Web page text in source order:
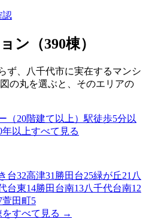
認
ン（390棟）
ず、 八千代市に実在するマンシ
の丸を選ぶと、そのエリアの
（20階建て以上） 駅徒歩5分以
年以上すべて見る
台32高津31 勝田台25緑が丘21 八
台東14勝田台南13八千代台南12
萱田町5
をすべて見る →